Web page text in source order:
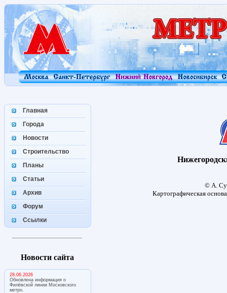
Главная
Города
Новости
Строительство
Планы
Статьи
Архив
Форум
Ссылки
Новости сайта
28.06.2026
Обновлена информация о
Филёвской линии Московского
метро.
© А.
Картографическая